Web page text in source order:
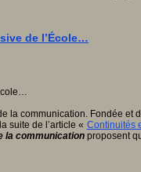
de l’École…
la communication. Fondée
suite de l’article « Continuités
la communication proposent